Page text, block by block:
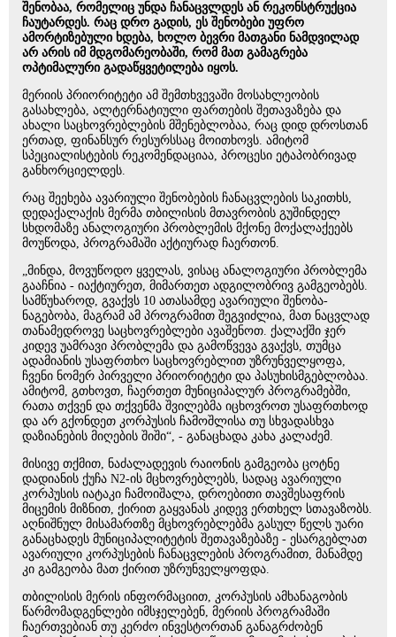
შენობაა, რომელიც უნდა ჩანაცვლდეს ან რეკონსტრუქცია
ჩაუტარდეს. რაც დრო გადის, ეს შენობები უფრო
ამორტიზებული ხდება, ხოლო ბევრი მათგანი ნამდვილად
არ არის იმ მდგომარეობაში, რომ მათ გამაგრება
ოპტიმალური გადაწყვეტილება იყოს.
მერიის პრიორიტეტი ამ შემთხვევაში მოსახლეობის
გასახლება, ალტერნატიული ფართების შეთავაზება და
ახალი საცხოვრებლების მშენებლობაა, რაც დიდ დროსთან
ერთად, ფინანსურ რესურსსაც მოითხოვს. ამიტომ
სპეციალისტების რეკომენდაციაა, პროცესი ეტაპობრივად
განხორციელდეს.
რაც შეეხება ავარიული შენობების ჩანაცვლების საკითხს,
დედაქალაქის მერმა თბილისის მთავრობის გუშინდელ
სხდომაზე ანალოგიური პრობლემის მქონე მოქალაქეებს
მოუწოდა, პროგრამაში აქტიურად ჩაერთონ.
„მინდა, მოვუწოდო ყველას, ვისაც ანალოგიური პრობლემა
გააჩნია - იაქტიურეთ, მიმართეთ ადგილობრივ გამგეობებს.
სამწუხაროდ, გვაქვს 10 ათასამდე ავარიული შენობა-
ნაგებობა, მაგრამ ამ პროგრამით შეგვიძლია, მათ ნაცვლად
თანამედროვე საცხოვრებლები ავაშენოთ. ქალაქში ჯერ
კიდევ უამრავი პრობლემა და გამოწვევა გვაქვს, თუმცა
ადამიანის უსაფრთხო საცხოვრებლით უზრუნველყოფა,
ჩვენი ნომერ პირველი პრიორიტეტი და პასუხისმგებლობაა.
ამიტომ, გთხოვთ, ჩაერთეთ მუნიციპალურ პროგრამებში,
რათა თქვენ და თქვენმა შვილებმა იცხოვროთ უსაფრთხოდ
და არ გქონდეთ კორპუსის ჩამოშლისა თუ სხვადასხვა
დაზიანების მიღების შიში“, - განაცხადა კახა კალაძემ.
მისივე თქმით, ნაძალადევის რაიონის გამგეობა ცოტნე
დადიანის ქუჩა N2-ის მცხოვრებლებს, სადაც ავარიული
კორპუსის იატაკი ჩამოიშალა, დროებითი თავშესაფრის
მიცემის მიზნით, ქირით გაყვანას კიდევ ერთხელ სთავაზობს.
აღნიშნულ მისამართზე მცხოვრებლებმა გასულ წელს უარი
განაცხადეს მუნიციპალიტეტის შეთავაზებაზე - ესარგებლათ
ავარიული კორპუსების ჩანაცვლების პროგრამით, მანამდე
კი გამგეობა მათ ქირით უზრუნველყოფდა.
თბილისის მერის ინფორმაციით, კორპუსის ამხანაგობის
წარმომადგენლები იმსჯელებენ, მერიის პროგრამაში
ჩაერთვებიან თუ კერძო ინვესტორთან განაგრძობენ